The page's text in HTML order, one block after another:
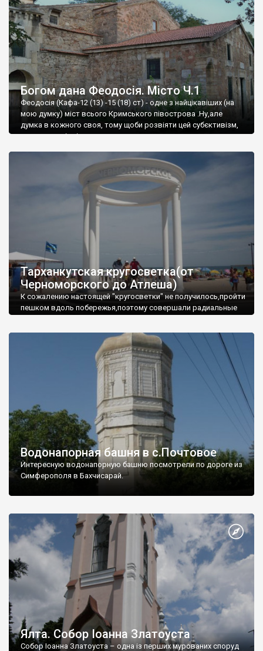
Богом дана Феодосія. Місто Ч.1
Феодосія (Кафа-12 (13) -15 (18) ст) - одне з найцікавіших (на
мою думку) міст всього Кримського півострова .Ну,але
думка в кожного своя, тому щоби розвіяти цей субєктивізм,
запрошую відвідати це
Тарханкутская кругосветка(от
Черноморского до Атлеша)
К сожалению настоящей "кругосветки" не получилось,пройти
пешком вдоль побережья,поэтому совершали радиальные
Водонапорная башня в с.Почтовое
Интересную водонапорную башню посмотрели по дороге из
Симферополя в Бахчисарай.
Ялта. Собор Іоанна Златоуста
Собор Іоанна Златоуста – одна із перших мурованих споруд